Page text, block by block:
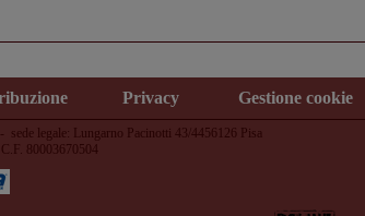
Privacy Gestione cookie
- sede legale: Lungarno Pacinotti 43/4456126 Pisa
80003670504